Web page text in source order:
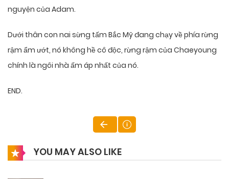
nguyện của Adam.
Dưới thân con nai sừng tấm Bắc Mỹ đang chạy về phía rừng
rậm ẩm ướt, nó không hề cô độc, rừng rậm của Chaeyoung
chính là ngôi nhà ấm áp nhất của nó.
END.
YOU MAY ALSO LIKE